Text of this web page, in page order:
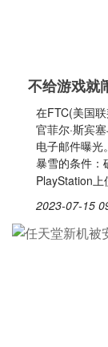
不给游戏就
在FTC(美国
官菲尔·斯宾
电子邮件曝光
暴雪的条件：
PlayStation上
2023-07-15